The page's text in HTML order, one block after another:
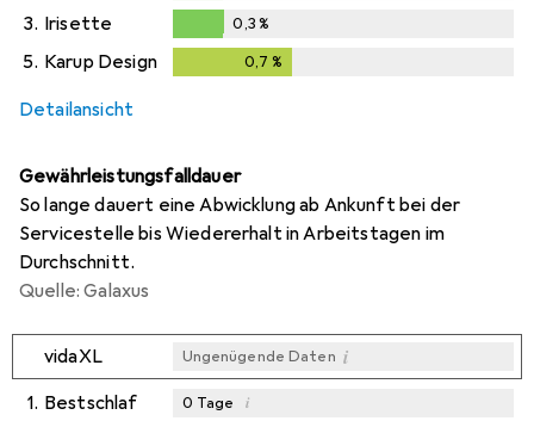
0,3%
3. Irisette
0,3%
0,3%
5. Karup Design 0,7 %
Detailansicht
Gewährleistungsfalldauer
So lange dauert eine Abwicklung ab Ankunft bei der
Servicestelle bis Wiedererhalt in Arbeitstagen im
Durchschnitt.
Quelle: Galaxus
vidaXL Ungenügende Daten i
1. Bestschlaf 0 Tage i